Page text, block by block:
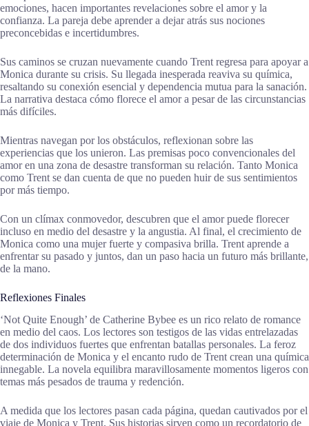
emociones, hacen importantes revelaciones sobre el amor y la
confianza. La pareja debe aprender a dejar atrás sus nociones
preconcebidas e incertidumbres.
Sus caminos se cruzan nuevamente cuando Trent regresa para apoyar a
Monica durante su crisis. Su llegada inesperada reaviva su química,
resaltando su conexión esencial y dependencia mutua para la sanación.
La narrativa destaca cómo florece el amor a pesar de las circunstancias
más difíciles.
Mientras navegan por los obstáculos, reflexionan sobre las
experiencias que los unieron. Las premisas poco convencionales del
amor en una zona de desastre transforman su relación. Tanto Monica
como Trent se dan cuenta de que no pueden huir de sus sentimientos
por más tiempo.
Con un clímax conmovedor, descubren que el amor puede florecer
incluso en medio del desastre y la angustia. Al final, el crecimiento de
Monica como una mujer fuerte y compasiva brilla. Trent aprende a
enfrentar su pasado y juntos, dan un paso hacia un futuro más brillante,
de la mano.
Reflexiones Finales
‘Not Quite Enough’ de Catherine Bybee es un rico relato de romance
en medio del caos. Los lectores son testigos de las vidas entrelazadas
de dos individuos fuertes que enfrentan batallas personales. La feroz
determinación de Monica y el encanto rudo de Trent crean una química
innegable. La novela equilibra maravillosamente momentos ligeros con
temas más pesados de trauma y redención.
A medida que los lectores pasan cada página, quedan cautivados por el
viaje de Monica y Trent. Sus historias sirven como un recordatorio de